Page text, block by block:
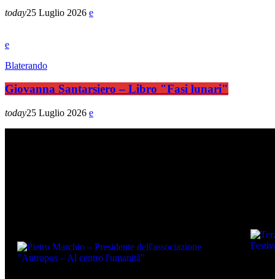
today25 Luglio 2026
Blaterando
Giovanna Santarsiero – Libro "Fasi lunari"
today25 Luglio 2026